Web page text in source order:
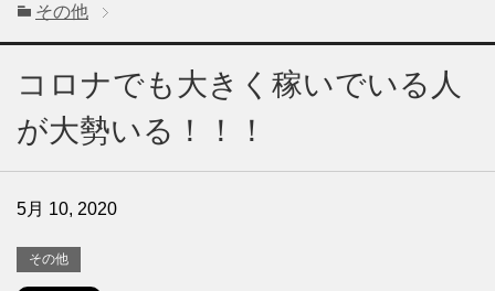
その他
コロナでも大きく稼いでいる人
が大勢いる！！！
5月 10, 2020
その他